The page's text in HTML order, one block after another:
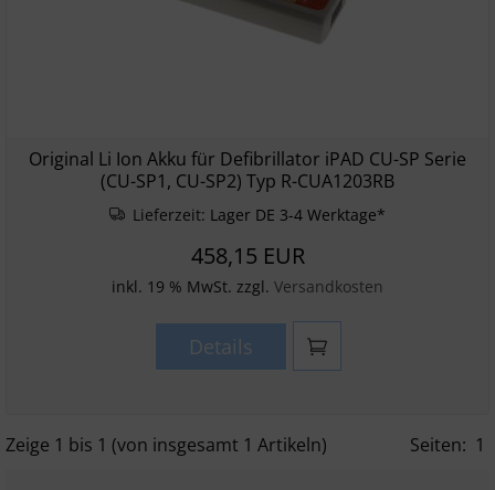
Original Li Ion Akku für Defibrillator iPAD CU-SP Serie
(CU-SP1, CU-SP2) Typ R-CUA1203RB
Lieferzeit: Lager DE 3-4 Werktage*
458,15 EUR
inkl. 19 % MwSt. zzgl. Versandkosten
Details
Zeige 1 bis 1 (von insgesamt 1 Artikeln) Seiten: 1